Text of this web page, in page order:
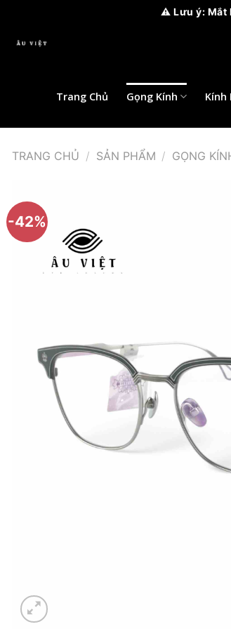
⚠️ Lưu ý: Mắt kính Âu
qua
Trang Chủ Gọng Kính Kính
TRANG CHỦ / SẢN PHẨM / GỌNG
-42%